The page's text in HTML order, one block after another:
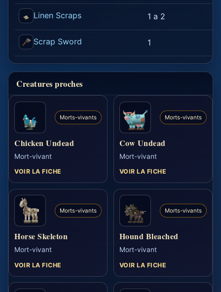
Linen Scraps 1 a 2
Scrap Sword 1
Creatures proches
Morts-vivants
Chicken Undead
Mort-vivant
VOIR LA FICHE
Morts-vivants
Cow Undead
Mort-vivant
VOIR LA FICHE
Morts-vivants
Horse Skeleton
Mort-vivant
VOIR LA FICHE
Morts-vivants
Hound Bleached
Mort-vivant
VOIR LA FICHE